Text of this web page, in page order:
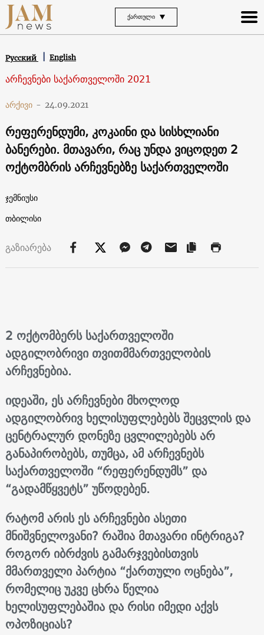
ᲥᲐᲠᲗᲣᲚᲘ
Русский English
არჩევნები საქართველოში 2021
არქივი - 24.09.2021
რეფერენდუმი, კოკაინი და სისხლიანი
ბანერები. მთავარი, რაც უნდა ვიცოდეთ 2
ოქტომბრის არჩევნებზე საქართველოში
ჯემნიუსი
თბილისი
გაზიარება
2 ოქტომბერს საქართველოში
ადგილობრივი თვითმმართველობის
არჩევნებია.
იდეაში, ეს არჩევნები მხოლოდ
ადგილობრივ ხელისუფლებებს შეცვლის და
ცენტრალურ დონეზე ცვლილებებს არ
განაპირობებს, თუმცა, ამ არჩევნებს
საქართველოში “რეფერენდუმს” და
“გადამწყვეტს” უწოდებენ.
რატომ არის ეს არჩევნები ასეთი
მნიშვნელოვანი? რაშია მთავარი ინტრიგა?
როგორ იბრძვის გამარჯვებისთვის
მმართველი პარტია “ქართული ოცნება”,
რომელიც უკვე ცხრა წელია
ხელისუფლებაშია და რისი იმედი აქვს
ოპოზიციას?